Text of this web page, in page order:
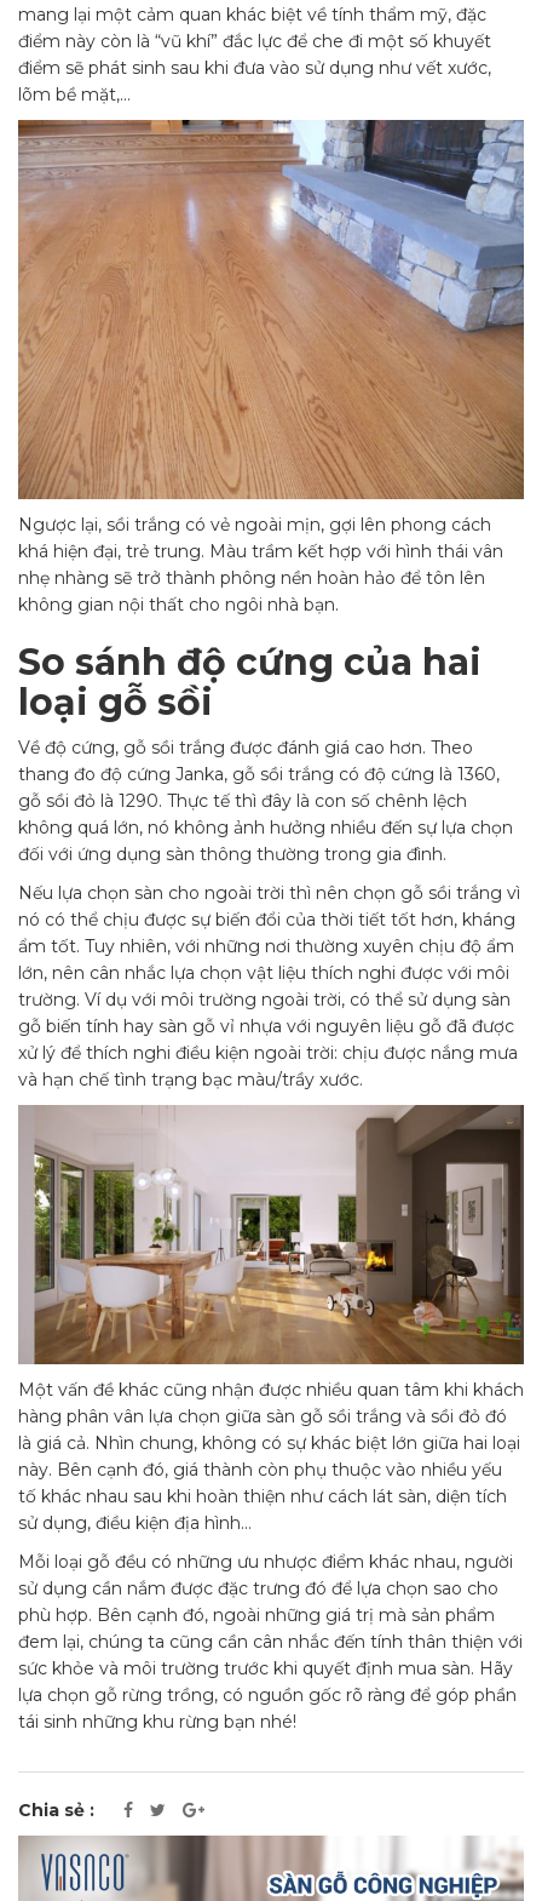
mang lại một cảm quan khác biệt về tính thẩm mỹ, đặc
điểm này còn là “vũ khí” đắc lực để che đi một số khuyết
điểm sẽ phát sinh sau khi đưa vào sử dụng như vết xước,
lõm bề mặt,…
Ngược lại, sồi trắng có vẻ ngoài mịn, gợi lên phong cách
khá hiện đại, trẻ trung. Màu trầm kết hợp với hình thái vân
nhẹ nhàng sẽ trở thành phông nền hoàn hảo để tôn lên
không gian nội thất cho ngôi nhà bạn.
So sánh độ cứng của hai
loại gỗ sồi
Về độ cứng, gỗ sồi trắng được đánh giá cao hơn. Theo
thang đo độ cứng Janka, gỗ sồi trắng có độ cứng là 1360,
gỗ sồi đỏ là 1290. Thực tế thì đây là con số chênh lệch
không quá lớn, nó không ảnh hưởng nhiều đến sự lựa chọn
đối với ứng dụng sàn thông thường trong gia đình.
Nếu lựa chọn sàn cho ngoài trời thì nên chọn gỗ sồi trắng vì
nó có thể chịu được sự biến đổi của thời tiết tốt hơn, kháng
ẩm tốt. Tuy nhiên, với những nơi thường xuyên chịu độ ẩm
lớn, nên cân nhắc lựa chọn vật liệu thích nghi được với môi
trường. Ví dụ với môi trường ngoài trời, có thể sử dụng sàn
gỗ biến tính hay sàn gỗ vỉ nhựa với nguyên liệu gỗ đã được
xử lý để thích nghi điều kiện ngoài trời: chịu được nắng mưa
và hạn chế tình trạng bạc màu/trầy xước.
Một vấn đề khác cũng nhận được nhiều quan tâm khi khách
hàng phân vân lựa chọn giữa sàn gỗ sồi trắng và sồi đỏ đó
là giá cả. Nhìn chung, không có sự khác biệt lớn giữa hai loại
này. Bên cạnh đó, giá thành còn phụ thuộc vào nhiều yếu
tố khác nhau sau khi hoàn thiện như cách lát sàn, diện tích
sử dụng, điều kiện địa hình…
Mỗi loại gỗ đều có những ưu nhược điểm khác nhau, người
sử dụng cần nắm được đặc trưng đó để lựa chọn sao cho
phù hợp. Bên cạnh đó, ngoài những giá trị mà sản phẩm
đem lại, chúng ta cũng cần cân nhắc đến tính thân thiện với
sức khỏe và môi trường trước khi quyết định mua sàn. Hãy
lựa chọn gỗ rừng trồng, có nguồn gốc rõ ràng để góp phần
tái sinh những khu rừng bạn nhé!
Chia sẻ :